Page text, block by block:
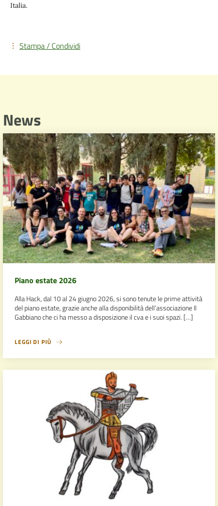
Italia.
Stampa / Condividi
News
Piano estate 2026
Alla Hack, dal 10 al 24 giugno 2026, si sono tenute le prime attività
del piano estate, grazie anche alla disponibilità dell’associazione Il
Gabbiano che ci ha messo a disposizione il cva e i suoi spazi. […]
LEGGI DI PIÙ